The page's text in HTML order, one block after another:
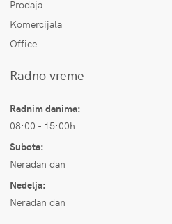
Prodaja
Komercijala
Office
Radno vreme
Radnim danima:
08:00 - 15:00h
Subota:
Neradan dan
Nedelja:
Neradan dan